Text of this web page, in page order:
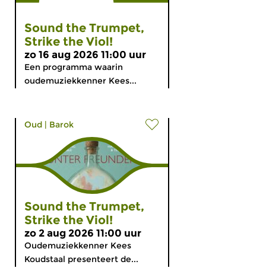
Sound the Trumpet,
Strike the Viol!
zo 16 aug 2026 11:00 uur
Een programma waarin
oudemuziekkenner Kees...
Oud | Barok
Sound the Trumpet,
Strike the Viol!
zo 2 aug 2026 11:00 uur
Oudemuziekkenner Kees
Koudstaal presenteert de...